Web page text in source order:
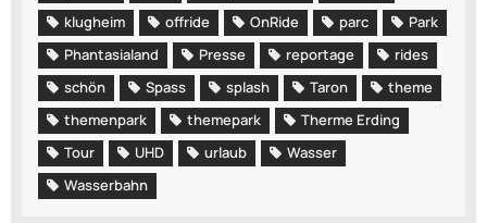
klugheim
offride OnRide parc
Park
Phantasialand
Presse reportage
rides
schön
Spass splash Taron
theme
themenpark
themepark
Therme Erding
Tour
UHD urlaub
Wasser
Wasserbahn